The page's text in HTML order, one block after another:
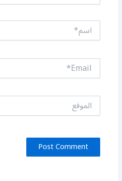
اسم*
Email*
الموقع